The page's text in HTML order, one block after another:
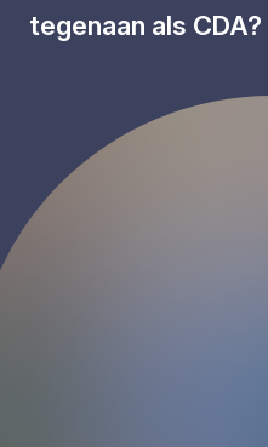
tegenaan als CDA?